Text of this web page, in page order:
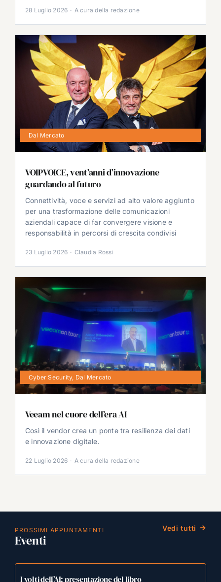
28 Luglio 2026 · A cura della redazione
Dal Mercato
VOIPVOICE, vent’anni d’innovazione
guardando al futuro
Connettività, voce e servizi ad alto valore aggiunto
per una trasformazione delle comunicazioni
aziendali capace di far convergere visione e
responsabilità in percorsi di crescita condivisi
23 Luglio 2026 · Claudia Rossi
Cyber Security, Dal Mercato
Veeam nel cuore dell’era AI
Così il vendor crea un ponte tra resilienza dei dati
e innovazione digitale.
22 Luglio 2026 · A cura della redazione
PROSSIMI APPUNTAMENTI
Eventi
Vedi tutti
I volti dell’AI: presentazione del libro